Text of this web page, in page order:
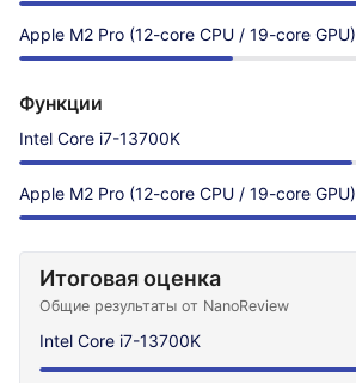
Apple M2 Pro (12-core CPU / 19-core GPU)
Функции
Intel Core i7-13700K
Apple M2 Pro (12-core CPU / 19-core GPU)
Итоговая оценка
Общие результаты от NanoReview
Intel Core i7-13700K